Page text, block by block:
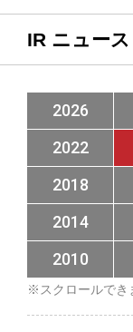
IR ニュース
2026
2022
2018
2014
2010